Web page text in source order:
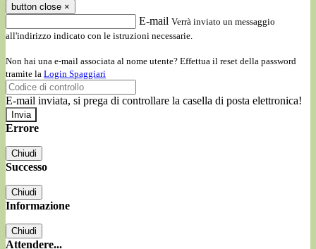
button close ×
E-mail Verrà inviato un messaggio
all'indirizzo indicato con le istruzioni necessarie.
Non hai una e-mail associata al nome utente? Effettua il reset della password
tramite la Login Spaggiari
E-mail inviata, si prega di controllare la casella di posta elettronica!
Errore
Chiudi
Successo
Chiudi
Informazione
Chiudi
Attendere...